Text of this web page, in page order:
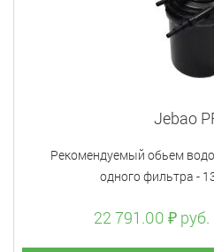
Jebao
Рекомендуемый обьем
одного фильтра -
22 791.00 ₽ руб.